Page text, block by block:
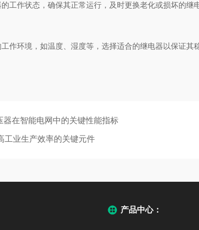
作状态，确保其正常运行，及时更换老化或损坏的继电
环境，如温度、湿度等，选择适合的继电器以保证其稳
器在智能电网中的关键性能指标
工业生产效率的关键元件
产品中心：